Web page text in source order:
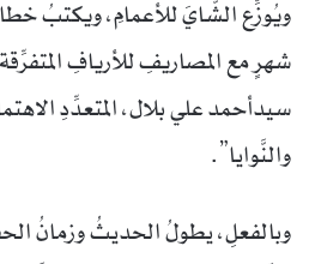
ويُوزِّع الشَّايَ للأعمامِ، ويكتبُ
شهرٍ مع المصاريفِ للأريافِ
سيدأحمد علي بلال، المتعدِّدِ
والنَّوايا”.
وبالفعلِ، يطولُ الحديثُ وزمانُ